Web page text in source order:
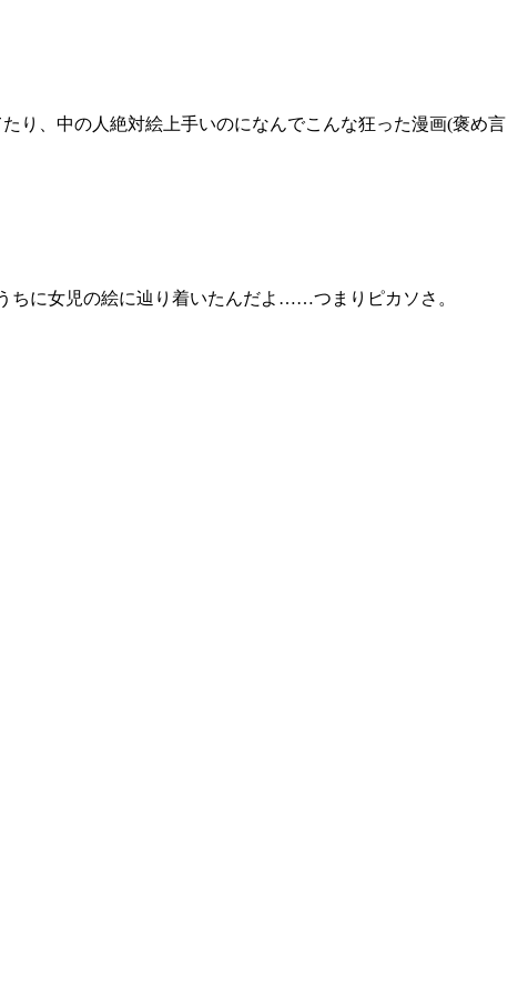
り、中の人絶対絵上手いのになんでこんな狂った漫画(褒め言
ちに女児の絵に辿り着いたんだよ……つまりピカソさ。